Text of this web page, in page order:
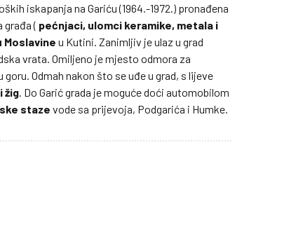
iskapanja na Gariću (1964.-1972.) pronađena
građa ( pećnjaci, ulomci keramike, metala i
Moslavine u Kutini. Zanimljiv je ulaz u grad
vrata. Omiljeno je mjesto odmora za
Odmah nakon što se uđe u grad, s lijeve
žig. Do Garić grada je moguće doći automobilom
staze vode sa prijevoja, Podgarića i Humke.